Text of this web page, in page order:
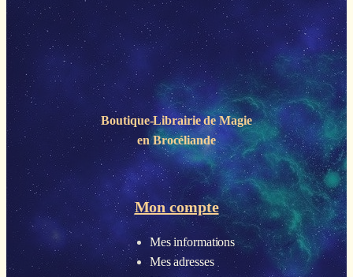
Boutique-Librairie deMagie
en Brocéliande
Mon compte
Mes informations
Mes adresses